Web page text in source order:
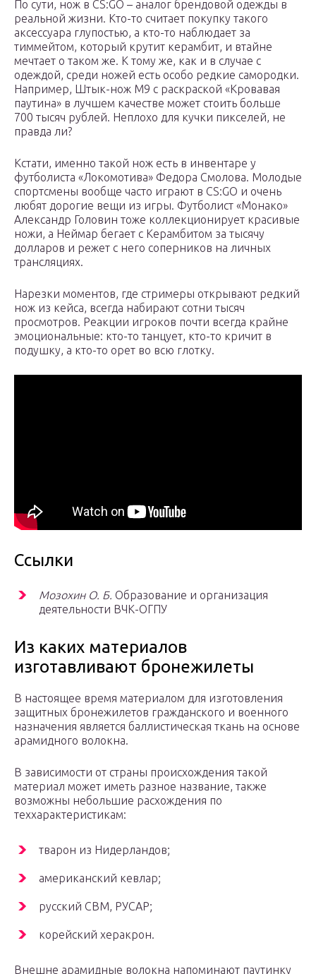
По сути, нож в CS:GO – аналог брендовой одежды в
реальной жизни. Кто-то считает покупку такого
аксессуара глупостью, а кто-то наблюдает за
тиммейтом, который крутит керамбит, и втайне
мечтает о таком же. К тому же, как и в случае с
одеждой, среди ножей есть особо редкие самородки.
Например, Штык-нож М9 с раскраской «Кровавая
паутина» в лучшем качестве может стоить больше
700 тысяч рублей. Неплохо для кучки пикселей, не
правда ли?
Кстати, именно такой нож есть в инвентаре у
футболиста «Локомотива» Федора Смолова. Молодые
спортсмены вообще часто играют в CS:GO и очень
любят дорогие вещи из игры. Футболист «Монако»
Александр Головин тоже коллекционирует красивые
ножи, а Неймар бегает с Керамбитом за тысячу
долларов и режет с него соперников на личных
трансляциях.
Нарезки моментов, где стримеры открывают редкий
нож из кейса, всегда набирают сотни тысяч
просмотров. Реакции игроков почти всегда крайне
эмоциональные: кто-то танцует, кто-то кричит в
подушку, а кто-то орет во всю глотку.
Ссылки
Мозохин О. Б. Образование и организация
деятельности ВЧК-ОГПУ
Из каких материалов
изготавливают бронежилеты
В настоящее время материалом для изготовления
защитных бронежилетов гражданского и военного
назначения является баллистическая ткань на основе
арамидного волокна.
В зависимости от страны происхождения такой
материал может иметь разное название, также
возможны небольшие расхождения по
теххарактеристикам:
тварон из Нидерландов;
американский кевлар;
русский СВМ, РУСАР;
корейский херакрон.
Внешне арамидные волокна напоминают паутинку